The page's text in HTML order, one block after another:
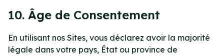
10. Âge de Consentement
En utilisant nos Sites, vous déclarez avoir la majorité
légale dans votre pays, État ou province de